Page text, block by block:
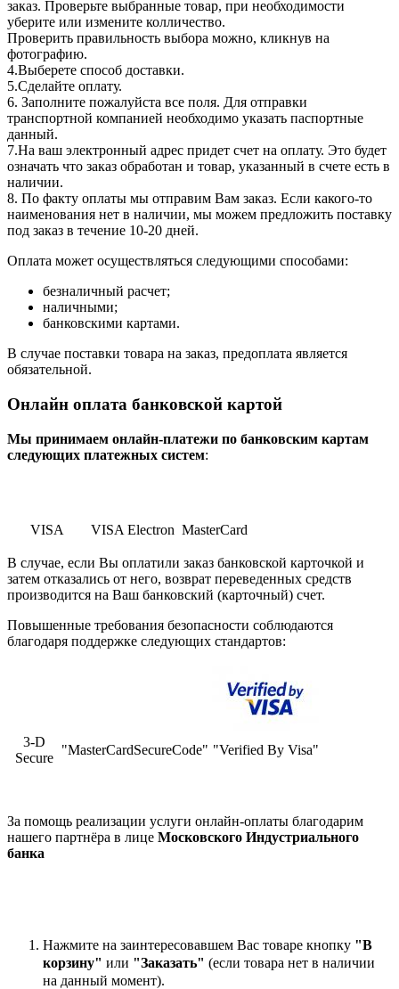
заказ. Проверьте выбранные товар, при необходимости
уберите или измените колличество.
Проверить правильность выбора можно, кликнув на
фотографию.
4.Выберете способ доставки.
5.Сделайте оплату.
6. Заполните пожалуйста все поля. Для отправки
транспортной компанией необходимо указать паспортные
данный.
7.На ваш электронный адрес придет счет на оплату. Это будет
означать что заказ обработан и товар, указанный в счете есть в
наличии.
8. По факту оплаты мы отправим Вам заказ. Если какого-то
наименования нет в наличии, мы можем предложить поставку
под заказ в течение 10-20 дней.
Оплата может осуществляться следующими способами:
безналичный расчет;
наличными;
банковскими картами.
В случае поставки товара на заказ, предоплата является
обязательной.
Онлайн оплата банковской картой
Мы принимаем онлайн-платежи по банковским картам
cледующих платежных систем:
VISA VISA Electron MasterCard
В случае, если Вы оплатили заказ банковской карточкой и
затем отказались от него, возврат переведенных средств
производится на Ваш банковский (карточный) счет.
Повышенные требования безопасности соблюдаются
благодаря поддержке следующих стандартов:
3-D
Secure
"MasterCardSecureCode" "Verified By Visa"
За помощь реализации услуги онлайн-оплаты благодарим
нашего партнёра в лице Московского Индустриального
банка
Нажмите на заинтересовавшем Вас товаре кнопку "В
корзину" или "Заказать" (если товара нет в наличии
на данный момент).